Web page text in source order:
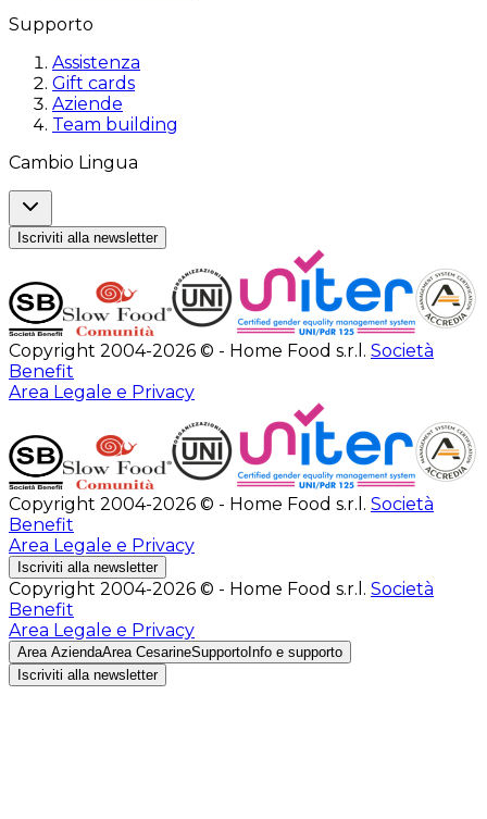
Supporto
Assistenza
Gift cards
Aziende
Team building
Cambio Lingua
Iscriviti alla newsletter
Copyright 2004-2026 © - Home Food s.r.l. Società
Benefit
Area Legale e Privacy
Copyright 2004-2026 © - Home Food s.r.l. Società
Benefit
Area Legale e Privacy
Iscriviti alla newsletter
Copyright 2004-2026 © - Home Food s.r.l. Società
Benefit
Area Legale e Privacy
Area AziendaArea CesarineSupporto Info e supporto
Iscriviti alla newsletter